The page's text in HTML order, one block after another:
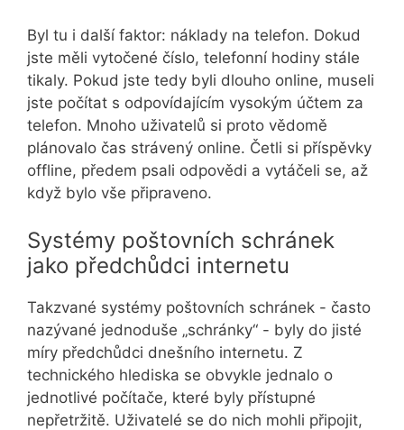
Byl tu i další faktor: náklady na telefon. Dokud
jste měli vytočené číslo, telefonní hodiny stále
tikaly. Pokud jste tedy byli dlouho online, museli
jste počítat s odpovídajícím vysokým účtem za
telefon. Mnoho uživatelů si proto vědomě
plánovalo čas strávený online. Četli si příspěvky
offline, předem psali odpovědi a vytáčeli se, až
když bylo vše připraveno.
Systémy poštovních schránek
jako předchůdci internetu
Takzvané systémy poštovních schránek - často
nazývané jednoduše „schránky“ - byly do jisté
míry předchůdci dnešního internetu. Z
technického hlediska se obvykle jednalo o
jednotlivé počítače, které byly přístupné
nepřetržitě. Uživatelé se do nich mohli připojit,